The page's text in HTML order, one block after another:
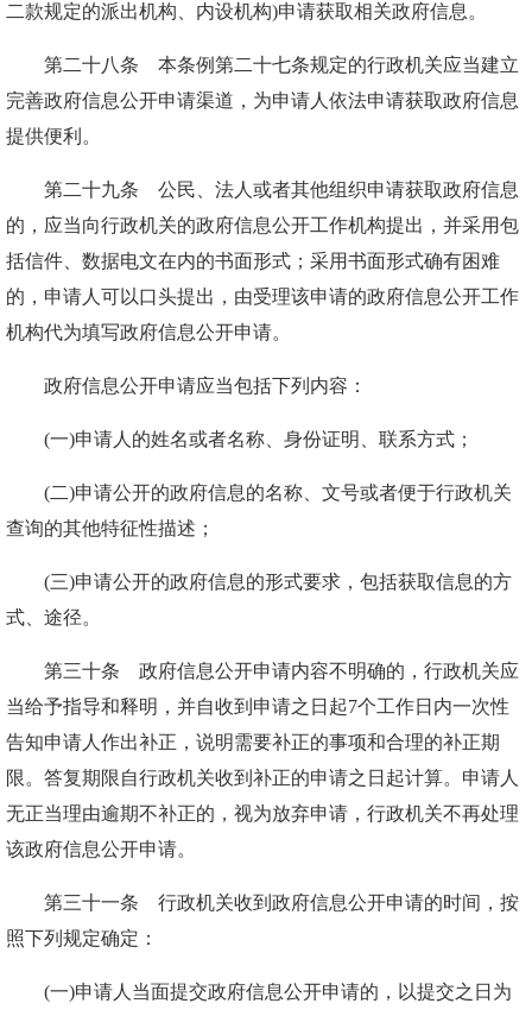
二款规定的派出机构、内设机构)申请获取相关政府信息。
第二十八条 本条例第二十七条规定的行政机关应当建立
完善政府信息公开申请渠道，为申请人依法申请获取政府信息
提供便利。
第二十九条 公民、法人或者其他组织申请获取政府信息
的，应当向行政机关的政府信息公开工作机构提出，并采用包
括信件、数据电文在内的书面形式；采用书面形式确有困难
的，申请人可以口头提出，由受理该申请的政府信息公开工作
机构代为填写政府信息公开申请。
政府信息公开申请应当包括下列内容：
(一)申请人的姓名或者名称、身份证明、联系方式；
(二)申请公开的政府信息的名称、文号或者便于行政机关
查询的其他特征性描述；
(三)申请公开的政府信息的形式要求，包括获取信息的方
式、途径。
第三十条 政府信息公开申请内容不明确的，行政机关应
当给予指导和释明，并自收到申请之日起7个工作日内一次性
告知申请人作出补正，说明需要补正的事项和合理的补正期
限。答复期限自行政机关收到补正的申请之日起计算。申请人
无正当理由逾期不补正的，视为放弃申请，行政机关不再处理
该政府信息公开申请。
第三十一条 行政机关收到政府信息公开申请的时间，按
照下列规定确定：
(一)申请人当面提交政府信息公开申请的，以提交之日为